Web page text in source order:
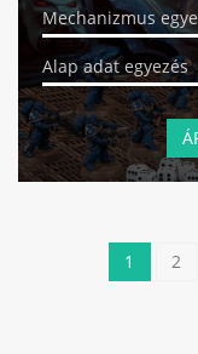
Mechanizmus
Alap adat egyezés
1 2